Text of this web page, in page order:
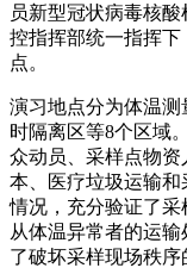
员新型冠状病毒核
控指挥部统一指挥
点。
演习地点分为体温
时隔离区等8个区域
众动员、采样点物
本、医疗垃圾运输
情况，充分验证了
从体温异常者的运
了破坏采样现场秩